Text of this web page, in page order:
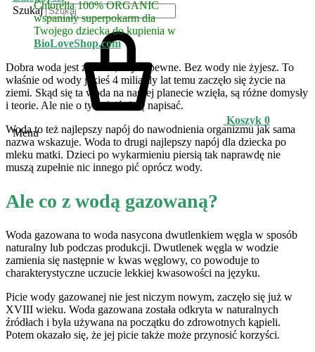
Szukaj
Koszyk 0
Menu
Chlorella 100% ORGANIC
wspaniały superpokarm dla
Twojego dziecka do kupienia w
BioLoveShop.com
Dobra woda jest zdrowa, to jest pewne. Bez wody nie żyjesz. To
właśnie od wody jakieś 4 miliardy lat temu zaczęło się życie na
ziemi. Skąd się ta woda na naszej planecie wzięła, są różne domysły
i teorie. Ale nie o tym dziś chcę napisać.
Woda to też najlepszy napój do nawodnienia organizmu jak sama
nazwa wskazuje. Woda to drugi najlepszy napój dla dziecka po
mleku matki. Dzieci po wykarmieniu piersią tak naprawdę nie
muszą zupełnie nic innego pić oprócz wody.
Ale co z wodą gazowaną?
Woda gazowana to woda nasycona dwutlenkiem węgla w sposób
naturalny lub podczas produkcji. Dwutlenek węgla w wodzie
zamienia się następnie w kwas węglowy, co powoduje to
charakterystyczne uczucie lekkiej kwasowości na języku.
Picie wody gazowanej nie jest niczym nowym, zaczęło się już w
XVIII wieku. Woda gazowana została odkryta w naturalnych
źródłach i była używana na początku do zdrowotnych kąpieli.
Potem okazało się, że jej picie także może przynosić korzyści.